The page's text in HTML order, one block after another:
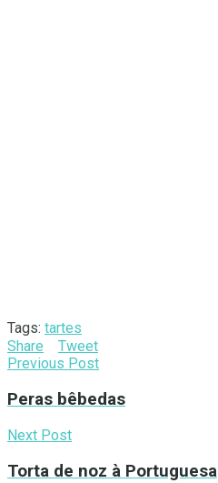
Tags: tartes
Share
Tweet
Previous Post
Peras bêbedas
Next Post
Torta de noz à Portuguesa